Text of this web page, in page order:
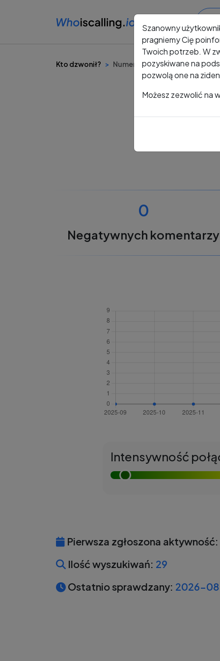
Kto dzwonił? Numer +48 534 059 517
0
Negatywnych komentarzy
Intensywność
Pierwsza zgłoszona aktywność:
Ilość wyszukiwań: 29
Ostatnio sprawdzany: 2026-
Szanowny
pragniemy Cię
Twoich potrzeb. W
pozyskiwane na
pozwolą one na
Możesz zezwolić na